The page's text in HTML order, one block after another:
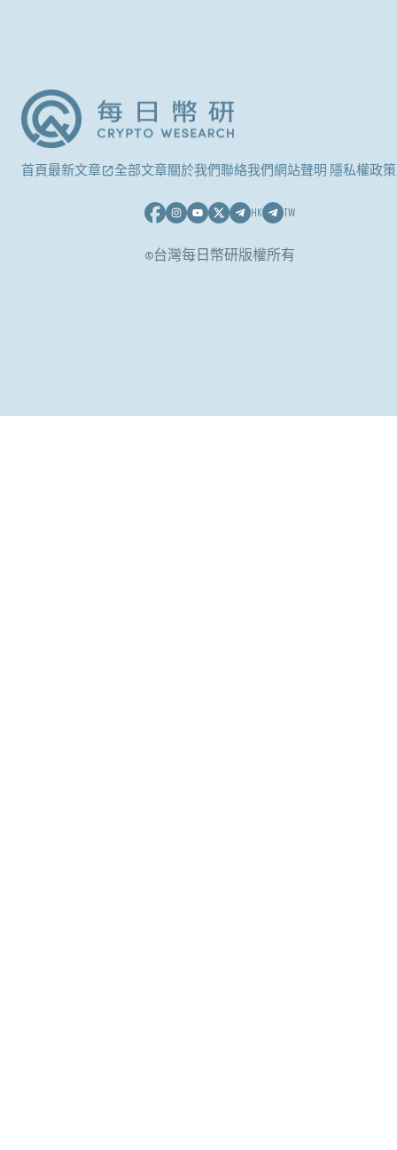
首頁最新文章 全部文章關於我們聯絡我們網站聲明 隱私權政策
HK TW
©台灣每日幣研版權所有